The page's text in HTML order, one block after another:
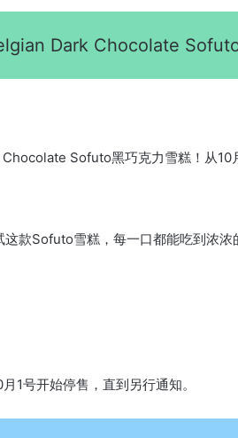
Dark Chocolate Sofuto
Sofuto黑巧克力雪糕！从10
款Sofuto雪糕，每一口都能吃到浓
1号开始停售，直到另行通知。